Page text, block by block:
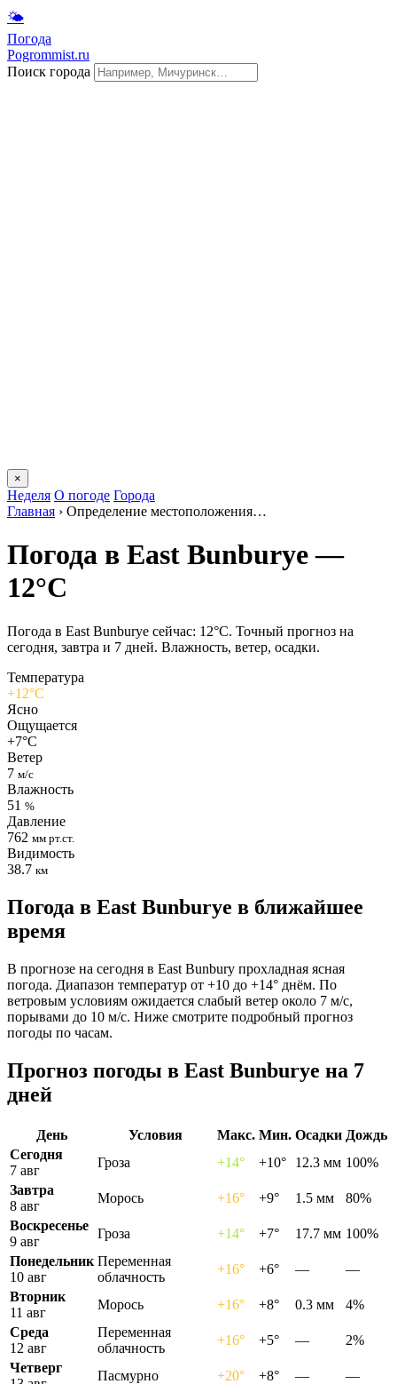
🌤
Погода
Pogrommist.ru
Поиск города
×
Неделя О погоде Города
Главная › Определение местоположения…
Погода в East Bunburyе —
12°C
Погода в East Bunburyе сейчас: 12°C. Точный прогноз на
сегодня, завтра и 7 дней. Влажность, ветер, осадки.
Температура
+12°C
Ясно
Ощущается
+7°C
Ветер
7 м/с
Влажность
51 %
Давление
762 мм рт.ст.
Видимость
38.7 км
Погода в East Bunburyе в ближайшее
время
В прогнозе на сегодня в East Bunbury прохладная ясная
погода. Диапазон температур от +10 до +14° днём. По
ветровым условиям ожидается слабый ветер около 7 м/с,
порывами до 10 м/с. Ниже смотрите подробный прогноз
погоды по часам.
Прогноз погоды в East Bunburyе на 7
дней
День Условия Макс. Мин. Осадки Дождь
Сегодня
7 авг
Гроза +14° +10° 12.3 мм 100%
Завтра
8 авг
Морось +16° +9° 1.5 мм
80%
Воскресенье
9 авг
Гроза +14° +7° 17.7 мм 100%
Понедельник
10 авг
Переменная
облачность
+16° +6° —
—
Вторник
11 авг
Морось +16° +8° 0.3 мм
4%
Среда
12 авг
Переменная
облачность
+16° +5° —
2%
Четверг
Пасмурно +20° +8° — —